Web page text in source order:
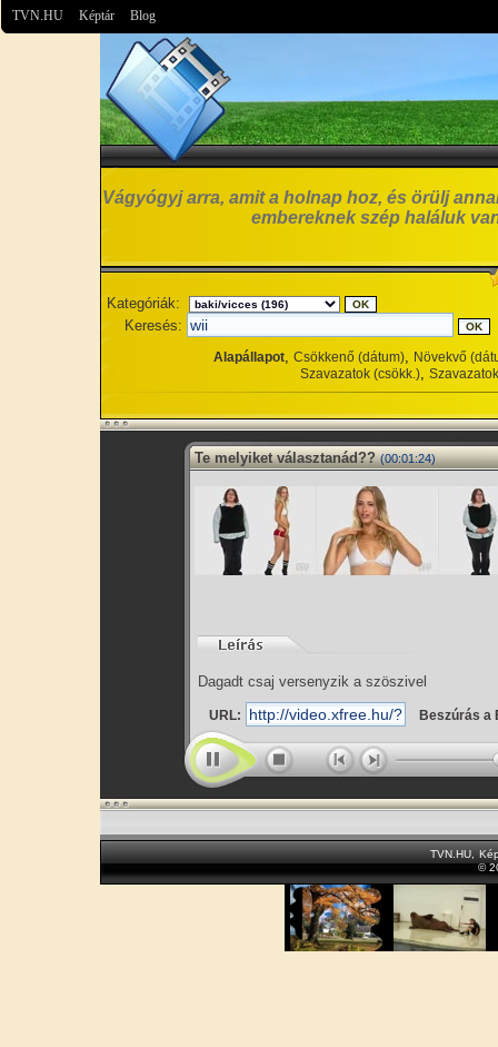
TVN.HU Képtár Blog
Vágyógyj arra, amit a holnap hoz, és örülj
embereknek szép haláluk
Kategóriák:
Keresés:
Alapállapot, Csökkenő (dátum), Növekvő
Szavazatok (csökk.),
Te melyiket választanád?? (00:01:24)
Dagadt csaj versenyzik a szöszivel
URL: Beszúrás a
TVN.HU
©